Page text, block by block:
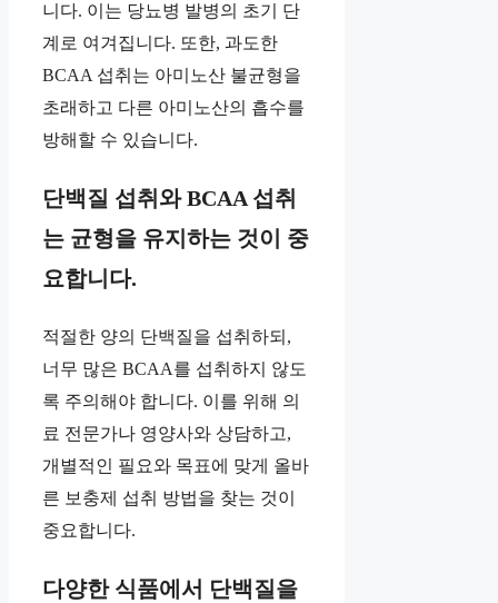
니다. 이는 당뇨병 발병의 초기 단
계로 여겨집니다. 또한, 과도한
BCAA 섭취는 아미노산 불균형을
초래하고 다른 아미노산의 흡수를
방해할 수 있습니다.
단백질 섭취와 BCAA 섭취
는 균형을 유지하는 것이 중
요합니다.
적절한 양의 단백질을 섭취하되,
너무 많은 BCAA를 섭취하지 않도
록 주의해야 합니다. 이를 위해 의
료 전문가나 영양사와 상담하고,
개별적인 필요와 목표에 맞게 올바
른 보충제 섭취 방법을 찾는 것이
중요합니다.
다양한 식품에서 단백질을